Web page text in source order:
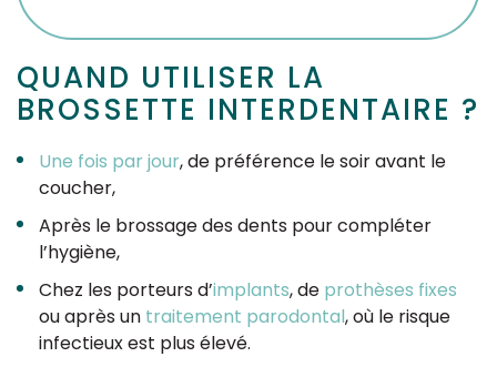
QUAND UTILISER LA
BROSSETTE INTERDENTAIRE ?
Une fois par jour, de préférence le soir avant le
coucher,
Après le brossage des dents pour compléter
l’hygiène,
Chez les porteurs d’implants, de prothèses fixes
ou après un traitement parodontal, où le risque
infectieux est plus élevé.